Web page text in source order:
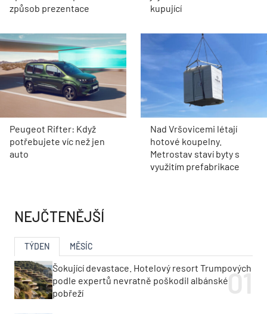
způsob prezentace
kupující
Peugeot Rifter: Když
potřebujete víc než jen
auto
Nad Vršovicemi létají
hotové koupelny.
Metrostav staví byty s
využitím prefabrikace
NEJČTENĚJŠÍ
TÝDEN MĚSÍC
Šokující devastace. Hotelový resort Trumpových
podle expertů nevratně poškodil albánské
pobřeží